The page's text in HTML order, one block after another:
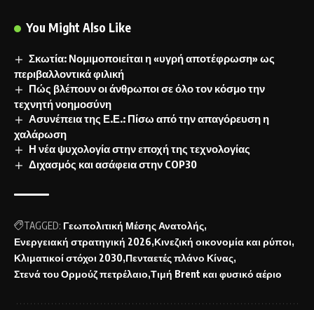
You Might Also Like
Σκωτία: Νομιμοποιείται η «υγρή αποτέφρωση» ως
περιβαλλοντικά φιλική
Πώς βλέπουν οι άνθρωποι σε όλο τον κόσμο την
τεχνητή νοημοσύνη
Ασυνέπεια της Ε.Ε.: Πίσω από την απαγόρευση η
χαλάρωση
Η νέα ψυχολογία στην εποχή της τεχνολογίας
Διχασμός και ασάφεια στην COP30
TAGGED: Γεωπολιτική Μέσης Ανατολής
Ενεργειακή στρατηγική 2026 Κινεζική οικονομία και ρύποι
Κλιματικοί στόχοι 2030 Πενταετές πλάνο Κίνας
Στενά του Ορμούζ πετρέλαιο Τιμή Brent και φυσικό αέριο